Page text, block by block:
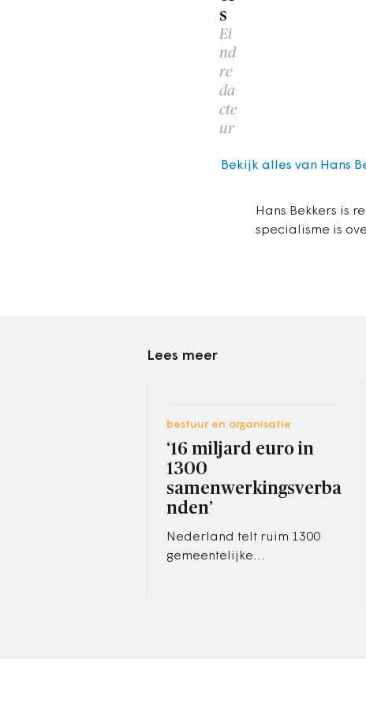
s
Ei
nd
re
da
cte
ur
Hans Bekkers is
specialisme is
Bekijk alles van Hans
Lees meer
bestuur en organisatie
‘16 miljard euro in
1300
samenwerkingsverba
nden’
Nederland telt ruim 1300
gemeentelijke